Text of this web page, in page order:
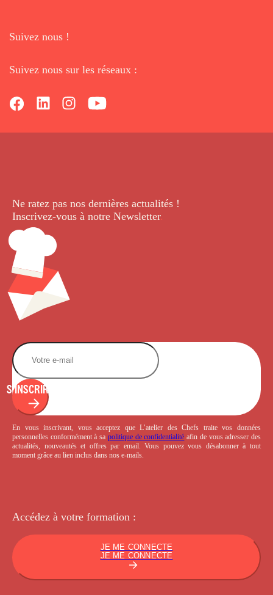
Suivez nous !
Suivez nous sur les réseaux :
Ne ratez pas nos dernières actualités !
Inscrivez-vous à notre Newsletter.
S'INSCRIRE
En vous inscrivant, vous acceptez que L’atelier des Chefs traite vos données
personnelles conformément à sa politique de confidentialité afin de vous adresser des
actualités, nouveautés et offres par email. Vous pouvez vous désabonner à tout
moment grâce au lien inclus dans nos e-mails.
Accédez à votre formation :
JE ME CONNECTE
JE ME CONNECTE